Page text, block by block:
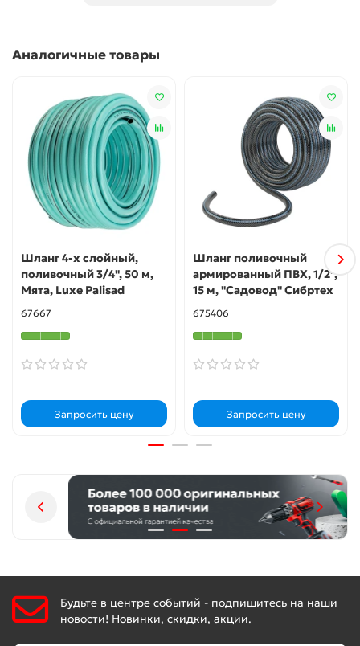
выдерживающего температуру от -10 до 55 °C.
увеличивает устойчивость к механическим
повреждениям.
Деформационная стойкость — гофрированная
структура делает шланг гибким, позволяет
выдерживать продолжительные нагрузки на изгиб,
растяжение и сжатие.
Безопасность — изделие не содержит вредных
веществ и безвредно для здоровья и окружающей
Аналогичные товары
Шланг 4-х слойный,
поливочный 3/4", 50 м,
Мята, Luxe Palisad
67667
Запросить цену
Шланг поливочный
армированный ПВХ, 1/2",
15 м, "Садовод" Сибртех
675406
Запросить цену
Будьте в центре событий - подпишитесь на наши
новости! Новинки, скидки, акции.